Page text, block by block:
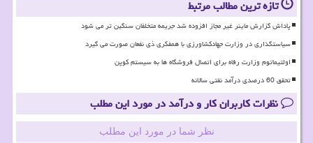
تازه ترین مطالب مرتبط
پاداش گزارش ماینر غیر مجاز افزوده شد جریمه متخلفان سنگین تر می شود
سیاستگذاری در وزارت جهادکشاورزی با همفکری ذی نفعان صورت می گیرد
اولتیماتوم وزارت رفاه برای اتصال فروشگاه ها به سیستم کوپن
تحقق 60 درصدی درآمد نفتی سالانه
نظرات کاربران کار و درآمد در مورد این مطلب
نظر شما در مورد این مطلب